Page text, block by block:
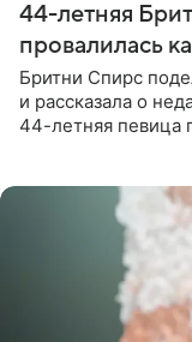
44-летняя
провалилась
Бритни Спирс
и рассказала о
44-летняя певица